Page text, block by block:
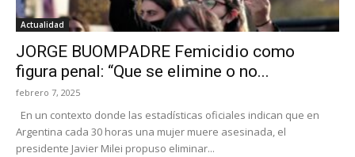
Actualidad
JORGE BUOMPADRE Femicidio como
figura penal: “Que se elimine o no...
febrero 7, 2025
En un contexto donde las estadísticas oficiales indican que en
Argentina cada 30 horas una mujer muere asesinada, el
presidente Javier Milei propuso eliminar...